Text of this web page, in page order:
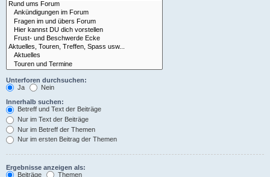
Unterforen durchsuchen:
Ja
Nein
Innerhalb suchen:
Betreff und Text der Beiträge
Nur im Text der Beiträge
Nur im Betreff der Themen
Nur im ersten Beitrag der Themen
Ergebnisse anzeigen als:
Beiträge
Themen